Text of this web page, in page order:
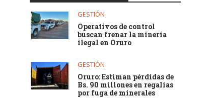
GESTIÓN
Operativos de control
buscan frenar la minería
ilegal en Oruro
GESTIÓN
Oruro: Estiman pérdidas de
Bs. 90 millones en regalías
por fuga de minerales